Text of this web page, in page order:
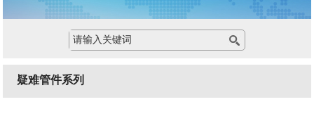
疑难管件系列